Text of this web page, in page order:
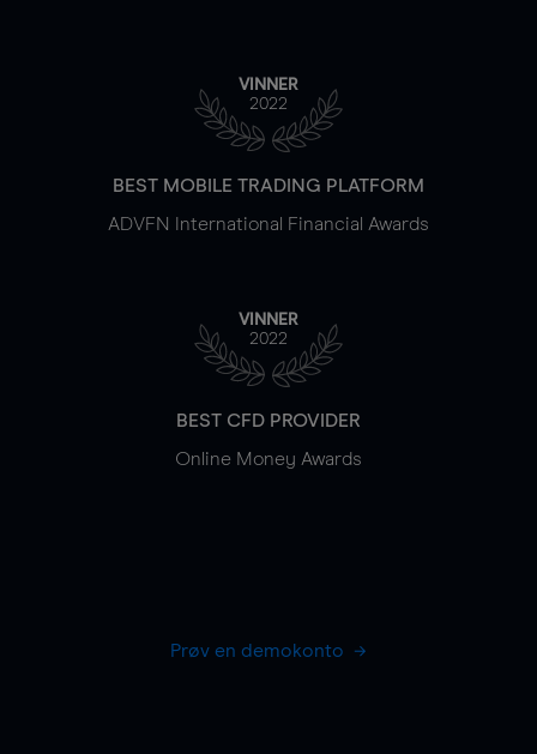
VINNER
2022
BEST MOBILE TRADING PLATFORM
ADVFN International Financial Awards
VINNER
2022
BEST CFD PROVIDER
Online Money Awards
Prøv en demokonto